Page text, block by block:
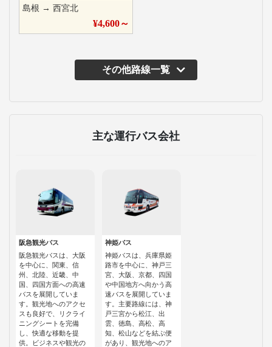
島根 → 西宮北
¥4,600～
その他路線一覧
主な運行バス会社
阪急観光バス
阪急観光バスは、大阪
を中心に、関東、信
州、北陸、近畿、中
国、四国方面への高速
バスを展開していま
す。観光地へのアクセ
スも良好で、リクライ
ニングシートを完備
し、快適な移動を提
供。ビジネスや観光の
神姫バス
神姫バスは、兵庫県姫
路市を中心に、神戸三
宮、大阪、京都、四国
や中国地方へ向かう高
速バスを展開していま
す。主要路線には、神
戸三宮から松江、出
雲、徳島、高松、高
知、松山などを結ぶ便
があり、観光地へのア